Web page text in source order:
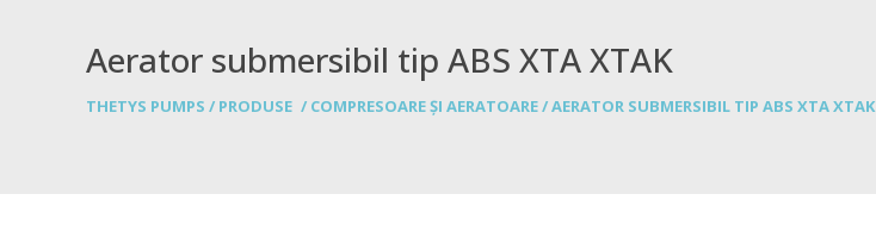
Aerator submersibil tip ABS XTA XTAK
THETYS PUMPS / PRODUSE / COMPRESOARE ȘI AERATOARE/AERATOR SUBMERSIBIL TIP ABS XTA XTAK